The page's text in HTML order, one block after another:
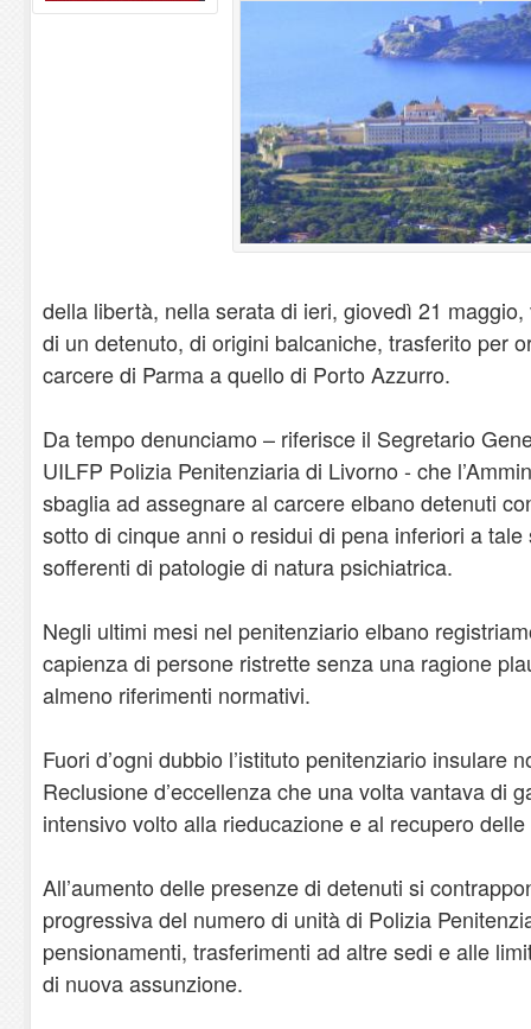
della libertà, nella serata di ieri, giovedì 21 maggio,
di un detenuto, di origini balcaniche, trasferito per
carcere di Parma a quello di Porto Azzurro.
Da tempo denunciamo – riferisce il Segretario
UILFP Polizia Penitenziaria di Livorno - che
sbaglia ad assegnare al carcere elbano detenuti
sotto di cinque anni o residui di pena inferiori a
sofferenti di patologie di natura psichiatrica.
Negli ultimi mesi nel penitenziario elbano
capienza di persone ristrette senza una ragione
almeno riferimenti normativi.
Fuori d’ogni dubbio l’istituto penitenziario insulare
Reclusione d’eccellenza che una volta vantava di
intensivo volto alla rieducazione e al recupero
All’aumento delle presenze di detenuti si
progressiva del numero di unità di Polizia
pensionamenti, trasferimenti ad altre sedi e alle
di nuova assunzione.